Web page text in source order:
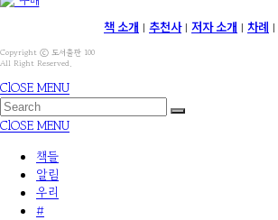
책 소개 | 추천사| 저자 소개 | 차례 |
Copyright ⓒ 도서출판 100
All Right Reserved.
ClOSE MENU
ClOSE MENU
책들
알림
우리
#